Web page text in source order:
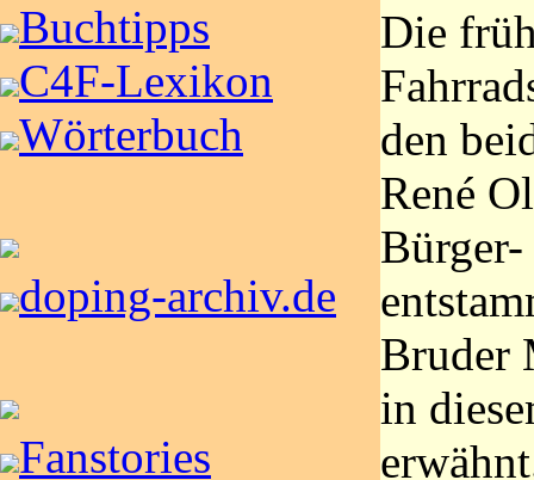
Buchtipps
C4F-Lexikon
Wörterbuch
doping-archiv.de
Fanstories
Die
den
René
Bruder
in